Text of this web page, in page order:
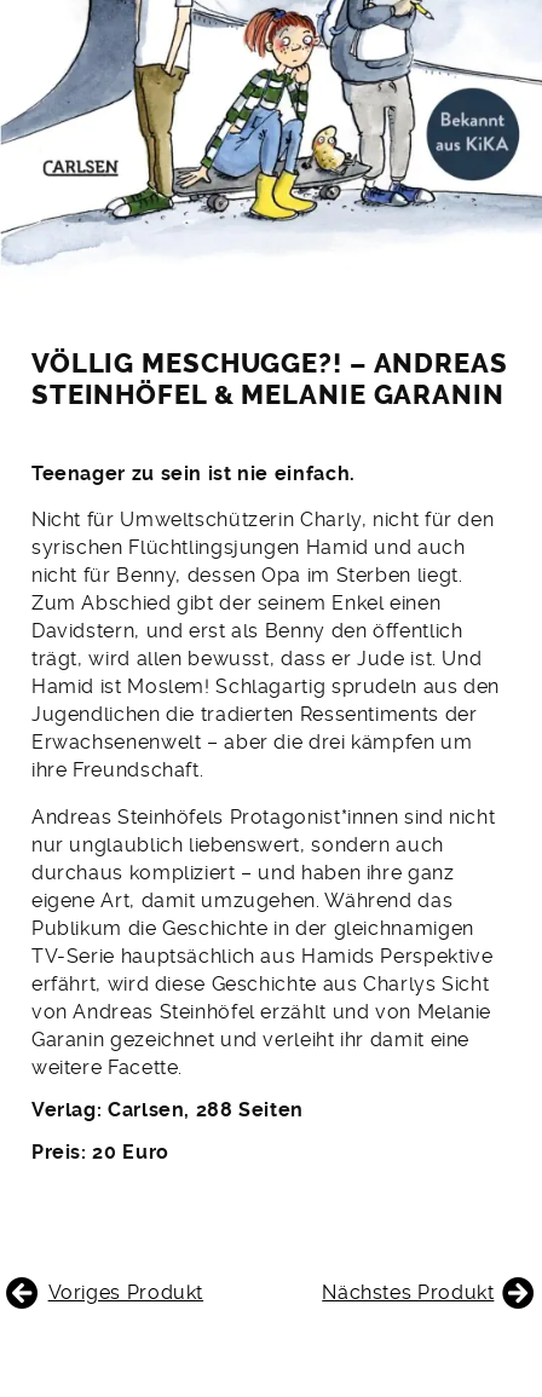
VÖLLIG MESCHUGGE?! – ANDREAS
STEINHÖFEL & MELANIE GARANIN
Teenager zu sein ist nie einfach.
Nicht für Umweltschützerin Charly, nicht für den
syrischen Flüchtlingsjungen Hamid und auch
nicht für Benny, dessen Opa im Sterben liegt.
Zum Abschied gibt der seinem Enkel einen
Davidstern, und erst als Benny den öffentlich
trägt, wird allen bewusst, dass er Jude ist. Und
Hamid ist Moslem! Schlagartig sprudeln aus den
Jugendlichen die tradierten Ressentiments der
Erwachsenenwelt – aber die drei kämpfen um
ihre Freundschaft.
Andreas Steinhöfels Protagonist*innen sind nicht
nur unglaublich liebenswert, sondern auch
durchaus kompliziert – und haben ihre ganz
eigene Art, damit umzugehen. Während das
Publikum die Geschichte in der gleichnamigen
TV-Serie hauptsächlich aus Hamids Perspektive
erfährt, wird diese Geschichte aus Charlys Sicht
von Andreas Steinhöfel erzählt und von Melanie
Garanin gezeichnet und verleiht ihr damit eine
weitere Facette.
Verlag: Carlsen, 288 Seiten
Preis: 20 Euro
BEITRAGSNAVIGATION
Voriges Produkt Nächstes Produkt